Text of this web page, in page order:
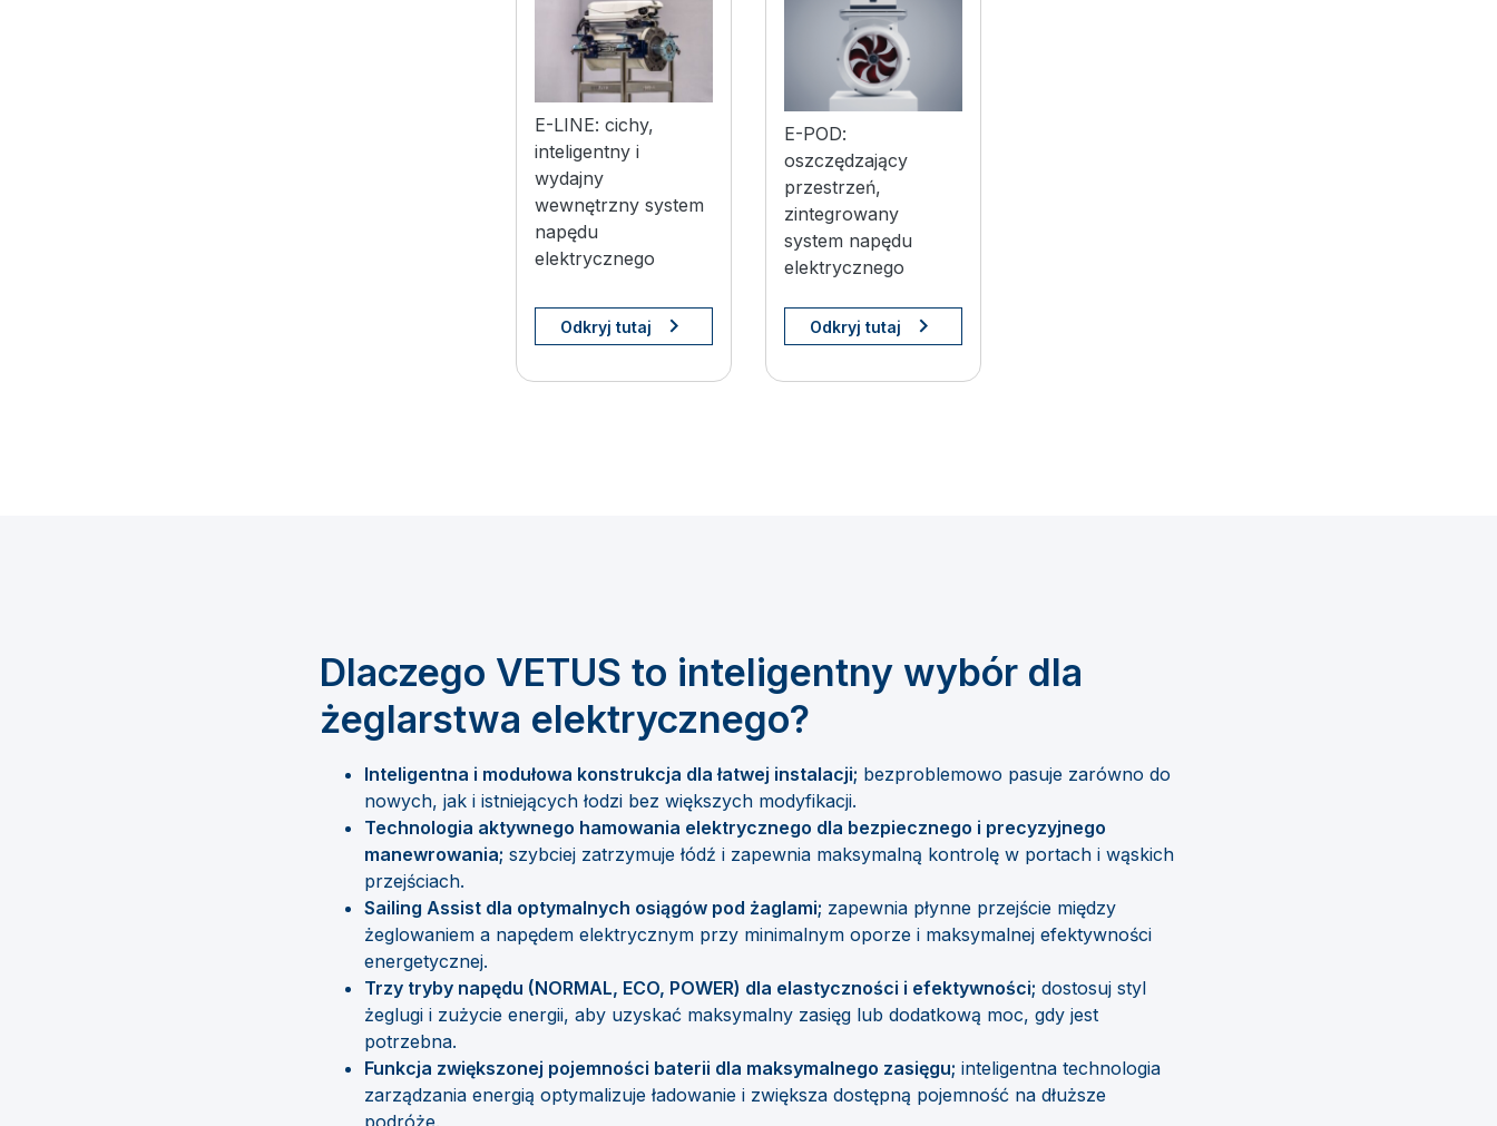
E-LINE: cichy,
inteligentny i
wydajny
wewnętrzny system
napędu
elektrycznego
Odkryj tutaj
E-POD:
oszczędzający
przestrzeń,
zintegrowany
system napędu
elektrycznego
Odkryj tutaj
Dlaczego VETUS to inteligentny wybór dla
żeglarstwa elektrycznego?
Inteligentna i modułowa konstrukcja dla łatwej instalacji; bezproblemowo pasuje zarówno do
nowych, jak i istniejących łodzi bez większych modyfikacji.
Technologia aktywnego hamowania elektrycznego dla bezpiecznego i precyzyjnego
manewrowania; szybciej zatrzymuje łódź i zapewnia maksymalną kontrolę w portach i wąskich
przejściach.
Sailing Assist dla optymalnych osiągów pod żaglami; zapewnia płynne przejście między
żeglowaniem a napędem elektrycznym przy minimalnym oporze i maksymalnej efektywności
energetycznej.
Trzy tryby napędu (NORMAL, ECO, POWER) dla elastyczności i efektywności; dostosuj styl
żeglugi i zużycie energii, aby uzyskać maksymalny zasięg lub dodatkową moc, gdy jest
potrzebna.
Funkcja zwiększonej pojemności baterii dla maksymalnego zasięgu; inteligentna technologia
zarządzania energią optymalizuje ładowanie i zwiększa dostępną pojemność na dłuższe